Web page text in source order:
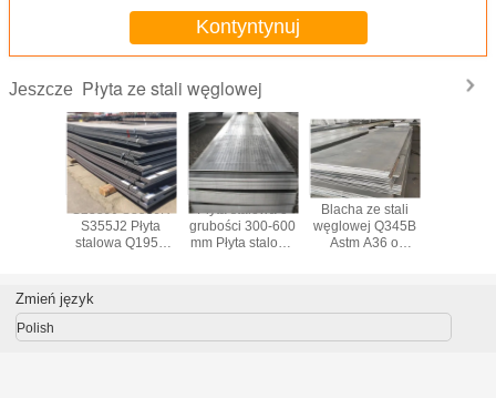
Kontyntynuj
Jeszcze Płyta ze stali węglowej
S235J0 S355JR
S355J2 Płyta
stalowa Q195B
szerokości 1000-
3000 mm
Płyta stalowa o
grubości 300-600
mm Płyta stalowa
Blacha ze stali
węglowej Q345B
Astm A36 o
Zmień język
Polish